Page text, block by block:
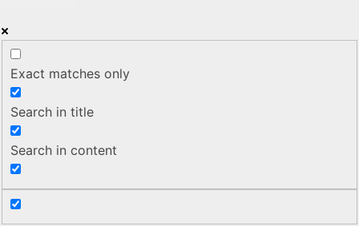
Exact matches only
Search in title
Search in content